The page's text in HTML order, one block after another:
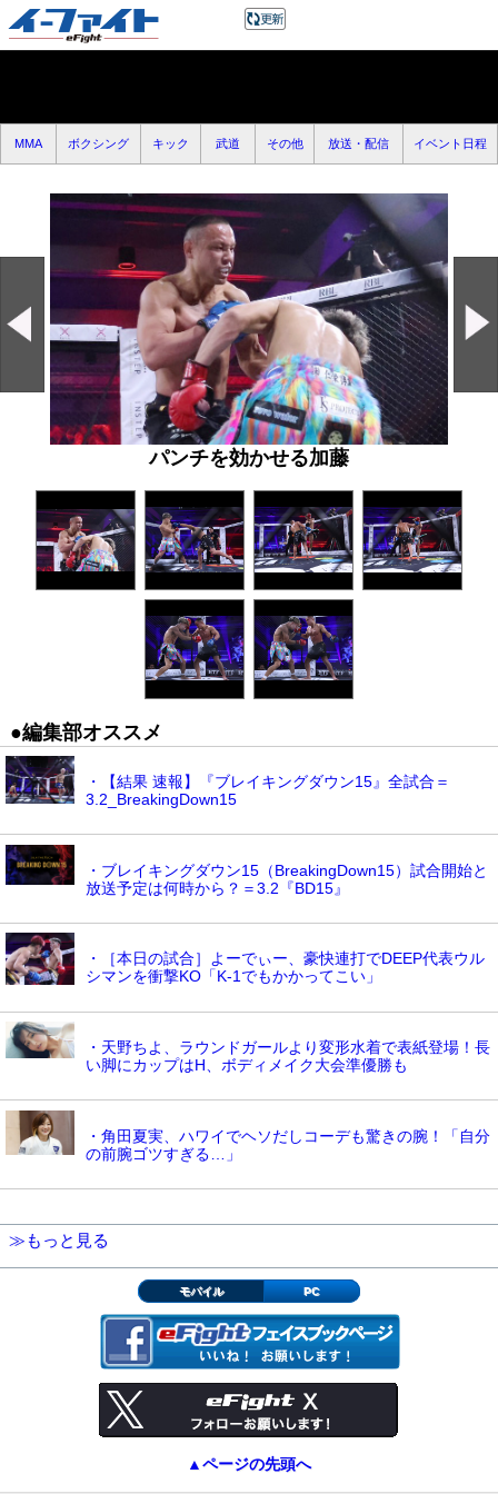
MMA ボクシング キック 武道 その他 放送・配信 イベント日程
パンチを効かせる加藤
●編集部オススメ
・【結果 速報】『ブレイキングダウン15』全試合＝
3.2_BreakingDown15
・ブレイキングダウン15（BreakingDown15）試合開始と
放送予定は何時から？＝3.2『BD15』
・［本日の試合］よーでぃー、豪快連打でDEEP代表ウル
シマンを衝撃KO「K-1でもかかってこい」
・天野ちよ、ラウンドガールより変形水着で表紙登場！長
い脚にカップはH、ボディメイク大会準優勝も
・角田夏実、ハワイでヘソだしコーデも驚きの腕！「自分
の前腕ゴツすぎる…」
≫もっと見る
モバイル PC
▲ページの先頭へ